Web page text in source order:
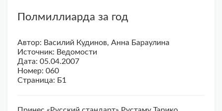
Полмиллиарда за год
Автор: Василий Кудинов, Анна Бараулина
Источник: Ведомости
Дата: 05.04.2007
Номер: 060
Страница: Б1